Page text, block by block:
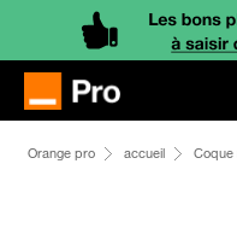
Orange pro accueil Coque